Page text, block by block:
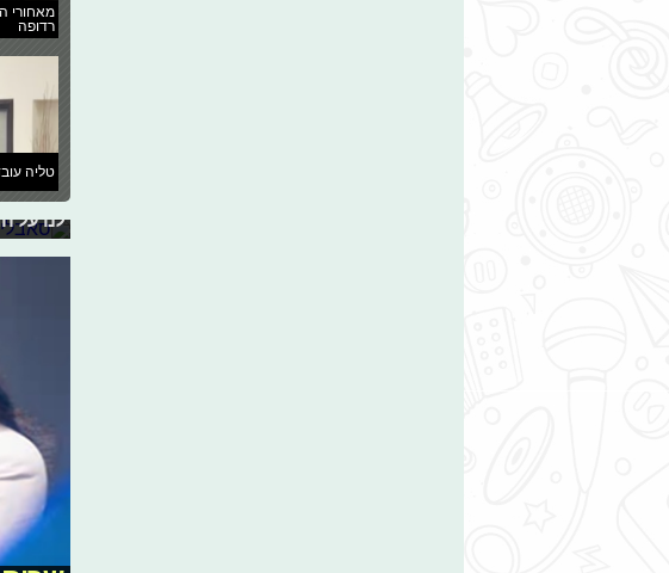
מאחורי
רדופה
טליה
שלו,
לנו על